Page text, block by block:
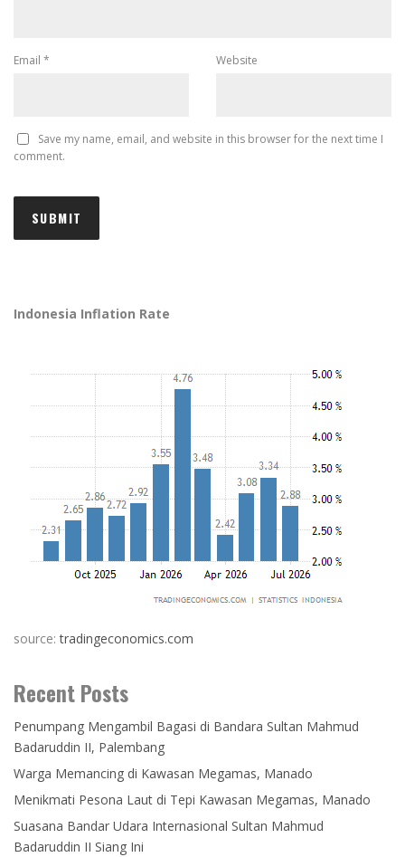
Email * Website
Save my name, email, and website in this browser for the next time I
comment.
Indonesia Inflation Rate
source:tradingeconomics.com
Recent Posts
Penumpang Mengambil Bagasi di Bandara Sultan Mahmud
Badaruddin II, Palembang
Warga Memancing di Kawasan Megamas, Manado
Menikmati Pesona Laut di Tepi Kawasan Megamas, Manado
Suasana Bandar Udara Internasional Sultan Mahmud
Badaruddin II Siang Ini